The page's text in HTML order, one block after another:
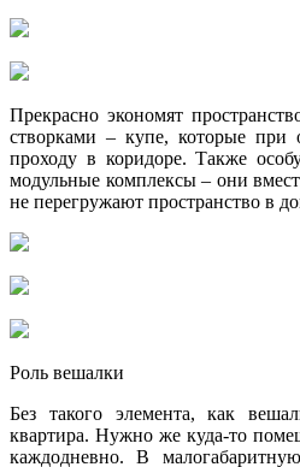
Прекрасно экономят
створками – купе, которые при
проходу в коридоре. Также
модульные комплексы – они
не перегружают пространство в
Роль вешалки
Без такого элемента, как
квартира. Нужно же куда-то
каждодневно. В